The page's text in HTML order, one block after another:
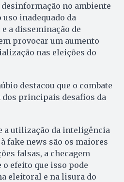
desinformação no ambiente
inadequado da
a disseminação de
provocar um aumento
nas eleições do
destacou que o combate
dos principais desafios da
a utilização da inteligência
fake news são os maiores
falsas, a checagem
efeito que isso pode
eleitoral e na lisura do